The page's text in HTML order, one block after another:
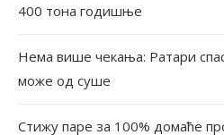
400 тона годишње
Нема више чекања: Ратари
може од суше
Стижу паре за 100% домаће